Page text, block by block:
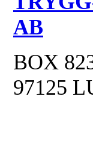
AB
BOX
97125